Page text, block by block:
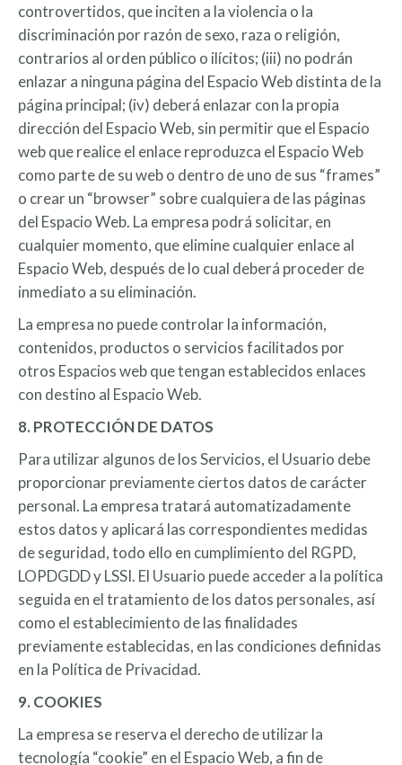
controvertidos, que inciten a la violencia o la
discriminación por razón de sexo, raza o religión,
contrarios al orden público o ilícitos; (iii) no podrán
enlazar a ninguna página del Espacio Web distinta de la
página principal; (iv) deberá enlazar con la propia
dirección del Espacio Web, sin permitir que el Espacio
web que realice el enlace reproduzca el Espacio Web
como parte de su web o dentro de uno de sus “frames”
o crear un “browser” sobre cualquiera de las páginas
del Espacio Web. La empresa podrá solicitar, en
cualquier momento, que elimine cualquier enlace al
Espacio Web, después de lo cual deberá proceder de
inmediato a su eliminación.
La empresa no puede controlar la información,
contenidos, productos o servicios facilitados por
otros Espacios web que tengan establecidos enlaces
con destino al Espacio Web.
8. PROTECCIÓN DE DATOS
Para utilizar algunos de los Servicios, el Usuario debe
proporcionar previamente ciertos datos de carácter
personal. La empresa tratará automatizadamente
estos datos y aplicará las correspondientes medidas
de seguridad, todo ello en cumplimiento del RGPD,
LOPDGDD y LSSI. El Usuario puede acceder a la política
seguida en el tratamiento de los datos personales, así
como el establecimiento de las finalidades
previamente establecidas, en las condiciones definidas
en la Política de Privacidad.
9. COOKIES
La empresa se reserva el derecho de utilizar la
tecnología “cookie” en el Espacio Web, a fin de